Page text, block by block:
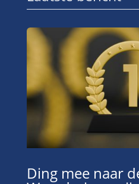
Ding mee naar